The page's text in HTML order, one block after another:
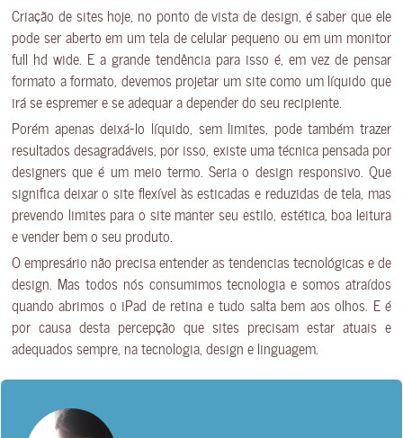
Criação de sites hoje, no ponto de vista de design, é saber que ele
pode ser aberto em um tela de celular pequeno ou em um monitor
full hd wide. E a grande tendência para isso é, em vez de pensar
formato a formato, devemos projetar um site como um líquido que
irá se espremer e se adequar a depender do seu recipiente.
Porém apenas deixá—lo líquido, sem limites, pode também trazer
resultados desagradáveis, por isso, existe uma técnica pensada por
designers que é um meio termo. Seria o design responsivo. Que
significa deixar o site flexível às esticadas e reduzidas de tela, mas
prevendo limites para o site manter seu estilo, estética, boa leitura
e vender bem o seu produto.
O empresário não precisa entender as tendencias tecnológicas e de
design. Mas todos nós consumimos tecnologia e somos atraídos
quando abrimos o iPad de retina e tudo salta bem aos olhos. E é
por causa desta percepção que sites precisam estar atuais e
adequados sempre, na tecnologia, design e linguagem.